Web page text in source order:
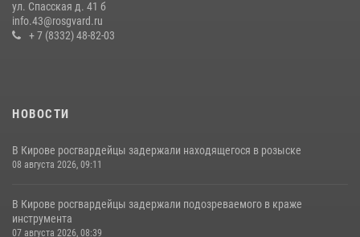
19 июля 2026, 07:00
ул. Спасская д. 41 б
info.43@rosgvard.ru
+ 7 (8332) 48-82-03
НОВОСТИ
В Кирове росгвардейцы задержали находящегося в розыске
08 августа 2026, 09:11
В Кирове росгвардейцы задержали подозреваемого в краже
инструмента
07 августа 2026, 08:39